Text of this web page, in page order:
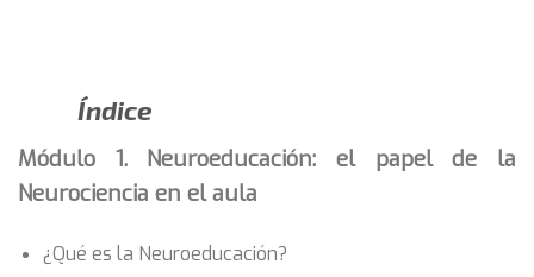
Índice
Módulo 1. Neuroeducación: el papel de la
Neurociencia en el aula
¿Qué es la Neuroeducación?